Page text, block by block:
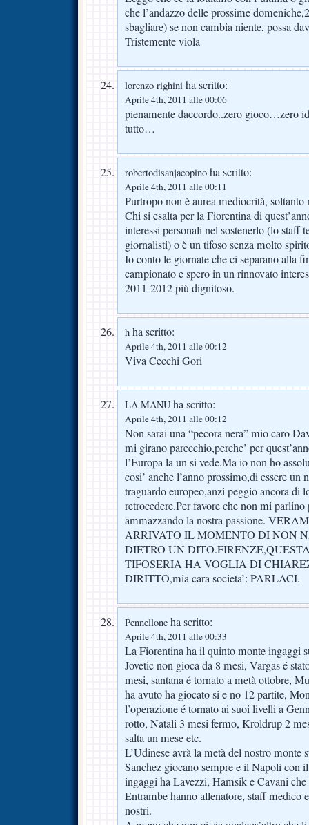
che l’andazzo delle prossime
sbagliare) se non cambia niente, possa
Tristemente viola
lorenzo righini ha scritto:
Aprile 4th, 2011 alle 00:06
pienamente daccordo..zero
tutto…
robertodisanjacopino ha scritto:
Aprile 4th, 2011 alle 00:11
Purtropo non è aurea mediocrità, soltanto
Chi si esalta per la Fiorentina di
interessi personali nel sostenerlo (lo staff
giornalisti) o è un tifoso senza molto
Io conto le giornate che ci separano alla
campionato e spero in un rinnovato
2011-2012 più dignitoso.
h ha scritto:
Aprile 4th, 2011 alle 00:12
Viva Cecchi Gori
LA MANU ha scritto:
Aprile 4th, 2011 alle 00:12
Non sarai una “pecora nera” mio caro
mi girano parecchio,perche’ per
l’Europa la un si vede.Ma io non ho
cosi’ anche l’anno prossimo,di essere un
traguardo europeo,anzi peggio ancora di
retrocedere.Per favore che non mi
ammazzando la nostra passione.
ARRIVATO IL MOMENTO DI NON
DIETRO UN
TIFOSERIA HA VOGLIA DI
DIRITTO,mia cara societa’: PARLACI.
Pennellone ha scritto:
Aprile 4th, 2011 alle 00:33
La Fiorentina ha il quinto monte ingaggi
Jovetic non gioca da 8 mesi, Vargas é
mesi, santana é tornato a metà ottobre,
ha avuto ha giocato si e no 12 partite,
l’operazione é tornato ai suoi livelli a
rotto, Natali 3 mesi fermo, Kroldrup 2
salta un mese etc.
L’Udinese avrà la metà del nostro monte
Sanchez giocano sempre e il Napoli con
ingaggi ha Lavezzi, Hamsik e Cavani
Entrambe hanno allenatore, staff medico
nostri.